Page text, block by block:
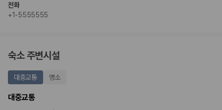
전화
+1-5555555
숙소 주변시설
대중교통 명소
대중교통